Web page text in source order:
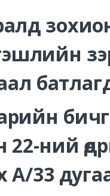
22-ний
А/33